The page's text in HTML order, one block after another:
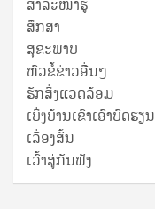
ສາລະໜ້າຮູ້
ສຶກສາ
ສຸ​ຂະ​ພາບ
ຫົວຂໍ້ຂ່າວອື່ນໆ
ຮັກສິ່ງແວດລ້ອມ
ເບິ່ງບ້ານເຂົາເອົາບົດຮຽນ
ເລື່ອງສັ້ນ
ເວົ້າສູ່ກັນຟັງ